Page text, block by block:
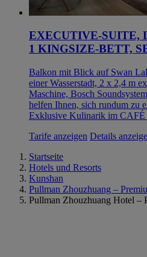
EXECUTIVE-SUITE,
1 KINGSIZE-BETT,
Balkon mit Blick auf Swan
einer Wasserstadt, 2 x 2,4 m
Maschine, Bosch
helfen Ihnen, sich rundum zu
Exklusive Kulinarik im CAFÉ
Tarife anzeigen Details
Startseite
Hotels und Resorts
Kunshan
Pullman Zhouzhuang –
Pullman Zhouzhuang Hotel –